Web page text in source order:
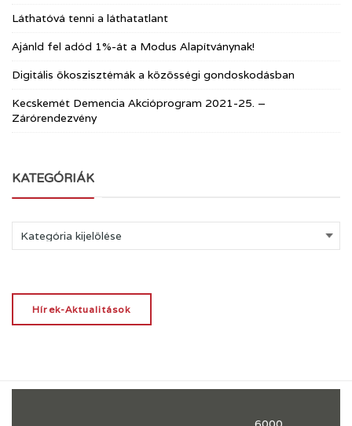
Láthatóvá tenni a láthatatlant
Ajánld fel adód 1%-át a Modus Alapítványnak!
Digitális ökoszisztémák a közösségi gondoskodásban
Kecskemét Demencia Akcióprogram 2021-25. –
Zárórendezvény
KATEGÓRIÁK
Hírek-Aktualitások